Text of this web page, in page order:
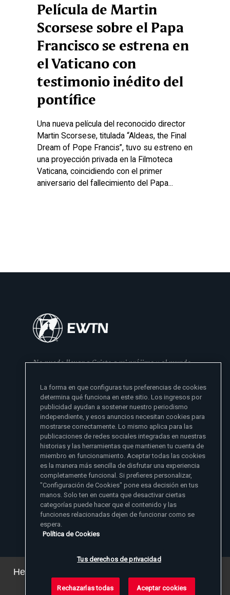
Película de Martin
Scorsese sobre el Papa
Francisco se estrena en
el Vaticano con
testimonio inédito del
pontífice
Una nueva película del reconocido director
Martin Scorsese, titulada “Aldeas, the Final
Dream of Pope Francis”, tuvo su estreno en
una proyección privada en la Filmoteca
Vaticana, coincidiendo con el primer
aniversario del fallecimiento del Papa...
No puedo llevar a Cristo a mi prójimo y al mundo
- Madre Angelica
Sitios de noticias EWTN
Aci Prensa
ChurchPOP
Afiliados
English
España
Polska
Magyar
Más información
Madre Angelica
Sala de Prensa
Contacto
1-800-447-3986
EIN: 63-0801391
La forma en que configuras tus preferencias de cookies
determina qué funciona en este sitio. Los ingresos por
publicidad ayudan a sostener nuestro periodismo
independiente, y esos anuncios necesitan cookies para
mostrarse correctamente. Lo mismo aplica para las
publicaciones de redes sociales integradas en nuestras
historias y las herramientas que mantienen tu cuenta de
miembro en funcionamiento. Aceptar todas las cookies
es la manera más sencilla de disfrutar una experiencia
completamente funcional. Si prefieres personalizar,
"Configuración de Cookies" pone esa decisión en tus
manos. Solo ten en cuenta que desactivar ciertas
categorías puede hacer que el contenido y las
funciones relacionadas dejen de funcionar como se
espera.
Política de Cookies
Tus derechos de privacidad
Rechazarlas todas Aceptar cookies
Hemos actualizado nuestra política de privacidad.
Puede ver los detalles
aquí